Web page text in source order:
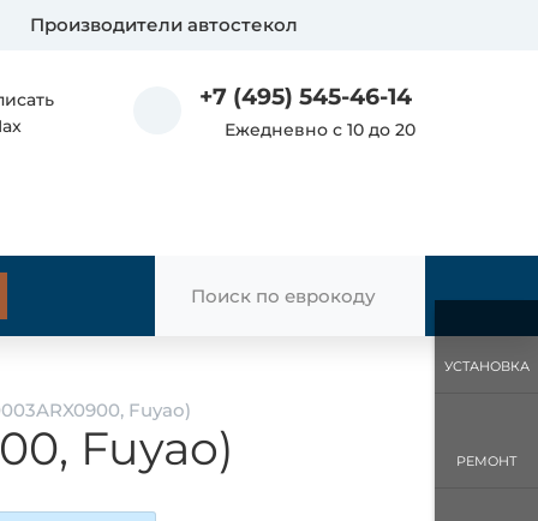
Производители автостекол
+7 (495) 545-46-14
Ежедневно с 10 до 20
Fuyao)
Fuyao)
УСТАНОВКА
РЕМОНТ